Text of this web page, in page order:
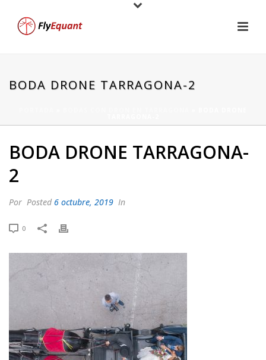
BODA DRONE TARRAGONA-2
BODA DRONE TARRAGONA-
2
Por Posted6 octubre, 2019 In
0